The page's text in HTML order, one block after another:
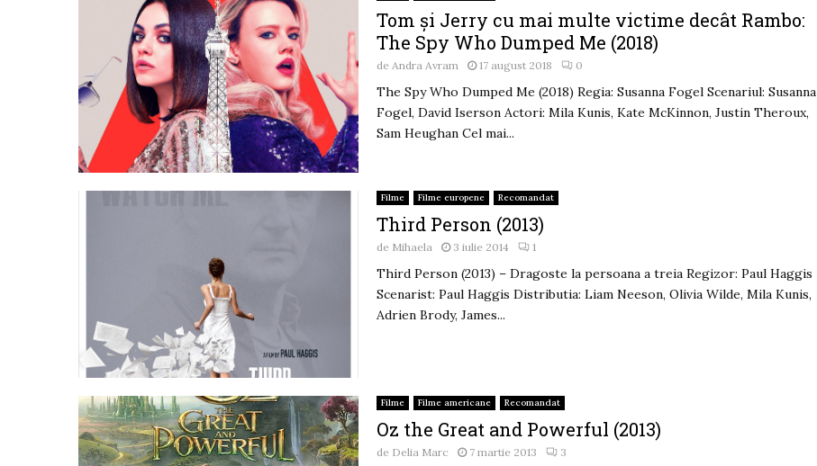
Tom și Jerry cu mai multe victime decât Rambo:
The Spy Who Dumped Me (2018)
de Andra Avram 17 august 2018 0
The Spy Who Dumped Me (2018) Regia: Susanna Fogel Scenariul: Susanna
Fogel, David Iserson Actori: Mila Kunis, Kate McKinnon, Justin Theroux,
Sam Heughan Cel mai...
Filme Filme europene Recomandat
Third Person (2013)
de Mihaela 3 iulie 2014 1
Third Person (2013) – Dragoste la persoana a treia Regizor: Paul Haggis
Scenarist: Paul Haggis Distributia: Liam Neeson, Olivia Wilde, Mila Kunis,
Adrien Brody, James...
Filme Filme americane Recomandat
Oz the Great and Powerful (2013)
de Delia Marc 7 martie 2013 3